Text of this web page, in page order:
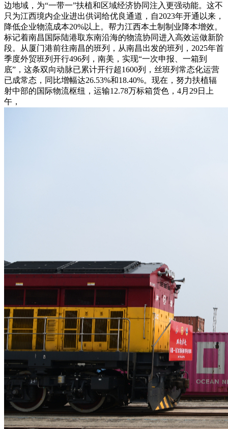
边地域，为“一带一”扶植和区域经济协同注入更强动能。这不
只为江西境内企业进出供词给优良通道，自2023年开通以来，
降低企业物流成本20%以上。帮力江西本土制制业降本增效。
标记着南昌国际陆港取东南沿海的物流协同进入高效运做新阶
段。从厦门港前往南昌的班列，从南昌出发的班列，2025年首
季度外贸班列开行496列，南美，实现“一次申报、一箱到
底”，这条双向动脉已累计开行超1600列，丝班列常态化运营
已成常态，同比增幅达26.53%和18.40%。现在，努力扶植辐
射中部的国际物流枢纽，运输12.78万标箱货色，4月29日上
午，